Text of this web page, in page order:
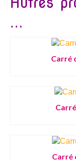
...
Carré
Carré